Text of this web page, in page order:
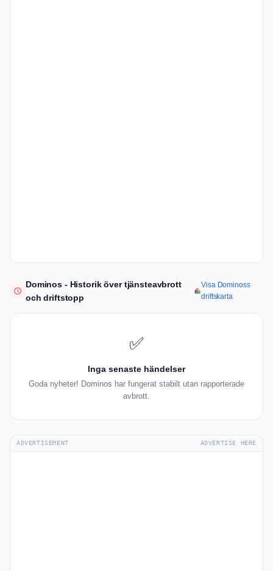
Dominos - Historik över tjänsteavbrott
och driftstopp
Visa Dominoss
driftskarta
✅
Inga senaste händelser
Goda nyheter! Dominos har fungerat stabilt utan rapporterade
avbrott.
ADVERTISEMENT ADVERTISE HERE